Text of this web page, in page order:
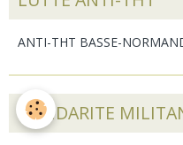
ANTI-THT BASSE-
SOLIDARITE